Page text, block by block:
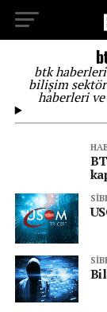
btk
bilişim
haberleri